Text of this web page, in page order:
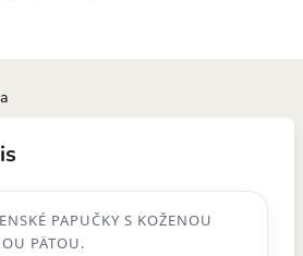
PAPUČKY S KOŽENOU
PÄTOU.